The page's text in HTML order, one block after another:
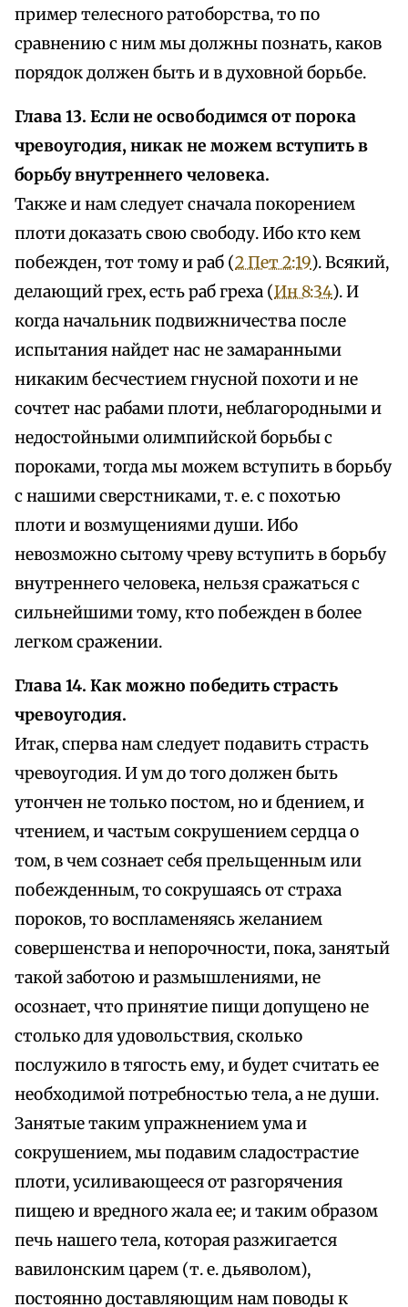
пример телесного ратоборства, то по
сравнению с ним мы должны познать, каков
порядок должен быть и в духовной борьбе.
Глава 13. Если не освободимся от порока
чревоугодия, никак не можем вступить в
борьбу внутреннего человека.
Также и нам следует сначала покорением
плоти доказать свою свободу. Ибо кто кем
побежден, тот тому и раб (2 Пет 2:19). Всякий,
делающий грех, есть раб греха (Ин 8:34). И
когда начальник подвижничества после
испытания найдет нас не замаранными
никаким бесчестием гнусной похоти и не
сочтет нас рабами плоти, неблагородными и
недостойными олимпийской борьбы с
пороками, тогда мы можем вступить в борьбу
с нашими сверстниками, т. е. с похотью
плоти и возмущениями души. Ибо
невозможно сытому чреву вступить в борьбу
внутреннего человека, нельзя сражаться с
сильнейшими тому, кто побежден в более
легком сражении.
Глава 14. Как можно победить страсть
чревоугодия.
Итак, сперва нам следует подавить страсть
чревоугодия. И ум до того должен быть
утончен не только постом, но и бдением, и
чтением, и частым сокрушением сердца о
том, в чем сознает себя прельщенным или
побежденным, то сокрушаясь от страха
пороков, то воспламеняясь желанием
совершенства и непорочности, пока, занятый
такой заботою и размышлениями, не
осознает, что принятие пищи допущено не
столько для удовольствия, сколько
послужило в тягость ему, и будет считать ее
необходимой потребностью тела, а не души.
Занятые таким упражнением ума и
сокрушением, мы подавим сладострастие
плоти, усиливающееся от разгорячения
пищею и вредного жала ее; и таким образом
печь нашего тела, которая разжигается
вавилонским царем (т. е. дьяволом),
постоянно доставляющим нам поводы к